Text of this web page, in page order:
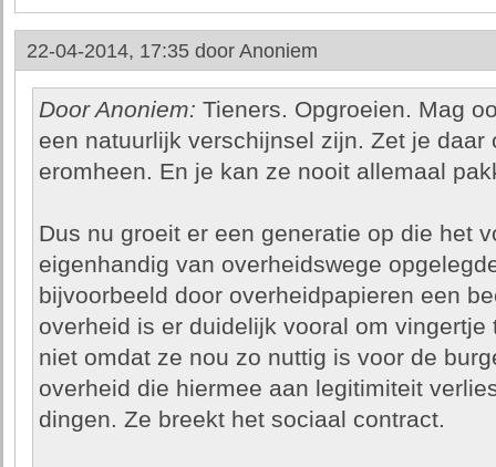
22-04-2014, 17:35 door Anoniem
Door Anoniem: Tieners. Opgroeien. Mag
een natuurlijk verschijnsel zijn. Zet je
eromheen. En je kan ze nooit allemaal
Dus nu groeit er een generatie op die het
eigenhandig van overheidswege
bijvoorbeeld door overheidpapieren een
overheid is er duidelijk vooral om
niet omdat ze nou zo nuttig is voor de
overheid die hiermee aan legitimiteit
dingen. Ze breekt het sociaal contract.